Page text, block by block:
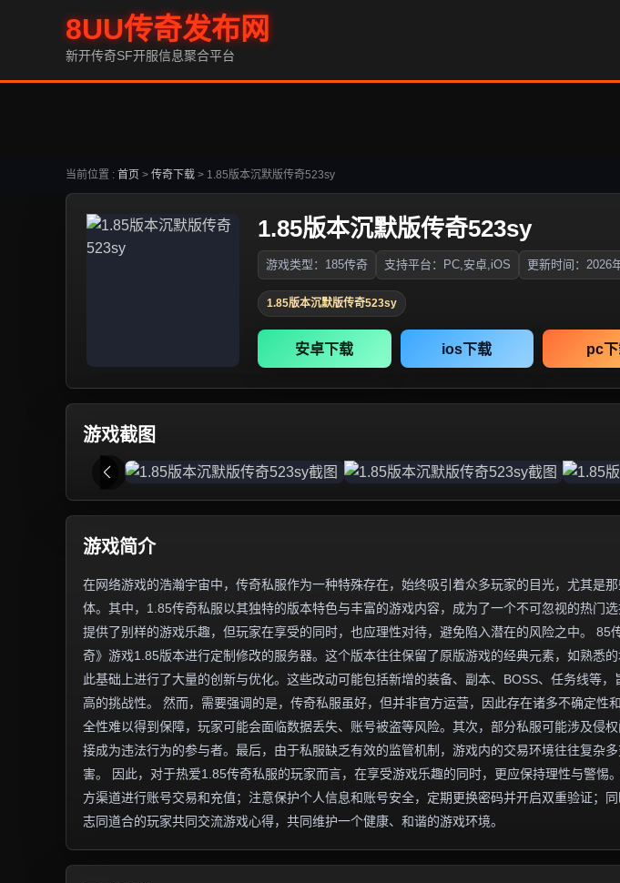
8UU传奇发布网
新开传奇SF开服信息聚合平台
当前位置 : 首页 > 传奇下载 > 1.85版本沉默版传奇523sy
1.85版本沉默版传奇523sy
游戏类型：185传奇 支持平台：PC,安卓,iOS 更新时间：2026
1.85版本沉默版传奇523sy
安卓下载 ios下载 pc
游戏截图
游戏简介
在网络游戏的浩瀚宇宙中，传奇私服作为一种特殊存在，始终吸引着众多玩家的目光，尤其是
体。其中，1.85传奇私服以其独特的版本特色与丰富的游戏内容，成为了一个不可忽视的热门
提供了别样的游戏乐趣，但玩家在享受的同时，也应理性对待，避免陷入潜在的风险之中。 85
奇》游戏1.85版本进行定制修改的服务器。这个版本往往保留了原版游戏的经典元素，如熟悉
此基础上进行了大量的创新与优化。这些改动可能包括新增的装备、副本、BOSS、任务线等
高的挑战性。 然而，需要强调的是，传奇私服虽好，但并非官方运营，因此存在诸多不确定性
全性难以得到保障，玩家可能会面临数据丢失、账号被盗等风险。其次，部分私服可能涉及侵
接成为违法行为的参与者。最后，由于私服缺乏有效的监管机制，游戏内的交易环境往往复杂
害。 因此，对于热爱1.85传奇私服的玩家而言，在享受游戏乐趣的同时，更应保持理性与警惕
方渠道进行账号交易和充值；注意保护个人信息和账号安全，定期更换密码并开启双重验证；
志同道合的玩家共同交流游戏心得，共同维护一个健康、和谐的游戏环境。